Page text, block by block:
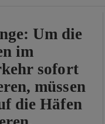
Um die
im
sofort
müssen
die Häfen